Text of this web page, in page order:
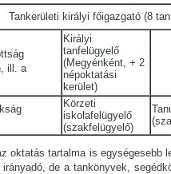
Tankerületi királyi főigazgató (8
ill. a
Királyi
tanfelügyelő
(Megyénként, + 2
népoktatási
kerület)
Körzeti
iskolafelügyelő
(szakfelügyelő)
oktatás tartalma is egységesebb
de a tankönyvek,